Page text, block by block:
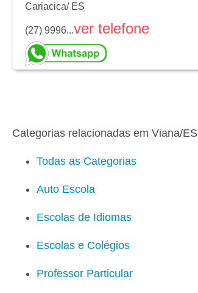
Cariacica/ ES
(27) 9996...ver telefone
Categorias relacionadas em Viana/ES
Todas as Categorias
Auto Escola
Escolas de Idiomas
Escolas e Colégios
Professor Particular